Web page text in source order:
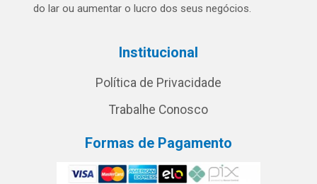
do lar ou aumentar o lucro dos seus negócios.
Institucional
Política de Privacidade
Trabalhe Conosco
Formas de Pagamento